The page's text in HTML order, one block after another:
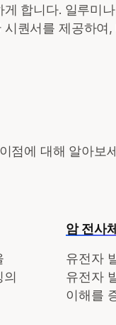
합니다. 일루미
퀀서를 제공하여,
점에 대해 알아보
암 전사
유전자
유전자
이해를